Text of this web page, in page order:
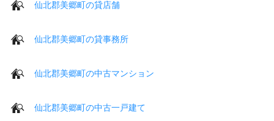
仙北郡美郷町の貸店舗
仙北郡美郷町の貸事務所
仙北郡美郷町の中古マンション
仙北郡美郷町の中古一戸建て